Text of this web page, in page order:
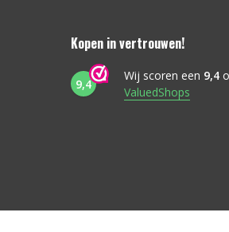
Kopen in vertrouwen!
9,4
Wij scoren een 9,4
ValuedShops